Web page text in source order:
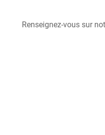
Renseignez-vous sur